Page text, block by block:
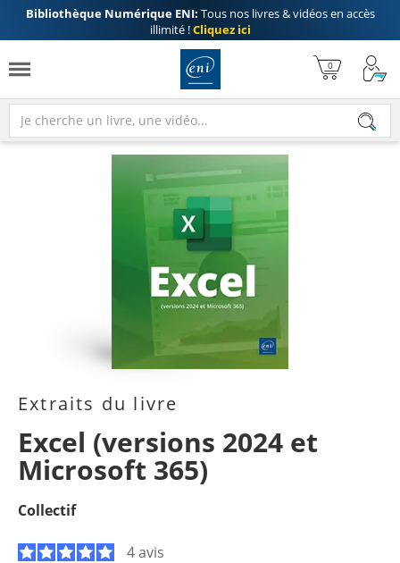
Bibliothèque Numérique ENI: Tous nos livres & vidéos en accès
illimité !Cliquez ici
Extraits du livre
Excel (versions 2024 et
Microsoft 365)
Collectif
4 avis